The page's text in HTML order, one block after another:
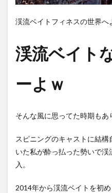
渓流ベイトフィネスの世界へ
渓流ベイト
ーよｗ
そんな風に思ってた時期もあ
スピニングのキャストに結
いた私が酔っ払った勢いで
入。
2014年から渓流ベイトを初